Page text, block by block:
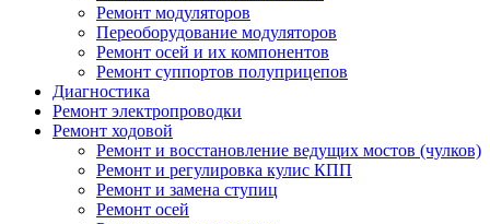
Ремонт модуляторов
Переоборудование модуляторов
Ремонт осей и их компонентов
Ремонт суппортов полуприцепов
Диагностика
Ремонт электропроводки
Ремонт ходовой
Ремонт и восстановление ведущих мостов (чулков)
Ремонт и регулировка кулис КПП
Ремонт и замена ступиц
Ремонт осей